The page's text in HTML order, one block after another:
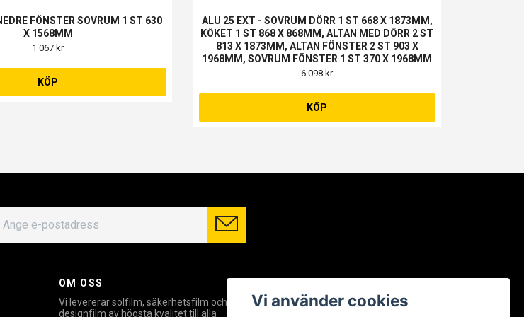
FÖNSTER SOVRUM 1 ST 630
X 1568MM
1 067 kr
KÖP
ALU 25 EXT - SOVRUM DÖRR 1 ST 668 X 1873MM,
KÖKET 1 ST 868 X 868MM, ALTAN MED DÖRR 2 ST
813 X 1873MM, ALTAN FÖNSTER 2 ST 903 X
1968MM, SOVRUM FÖNSTER 1 ST 370 X 1968MM
6 098 kr
KÖP
OM OSS
Vi levererar solfilm, säkerhetsfilm och
designfilm av högsta kvalitet till alla
Facebook
Vi använder cookies